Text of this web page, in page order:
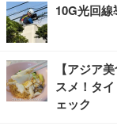
10G光回
【アジア
スメ！タ
ェック